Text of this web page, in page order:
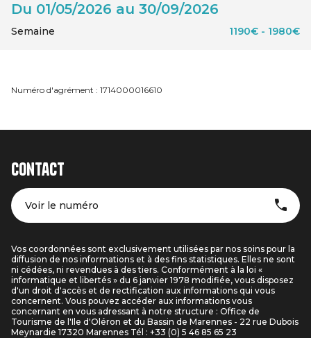
Du 01/05/2026 au 30/09/2026
Semaine 1190€ - 1980€
Numéro d'agrément : 1714000016610
Contact
Voir le numéro
Vos coordonnées sont exclusivement utilisées par nos soins pour la
diffusion de nos informations et à des fins statistiques. Elles ne sont
ni cédées, ni revendues à des tiers. Conformément à la loi «
informatique et libertés » du 6 janvier 1978 modifiée, vous disposez
d'un droit d'accès et de rectification aux informations qui vous
concernent. Vous pouvez accéder aux informations vous
concernant en vous adressant à notre structure : Office de
Tourisme de l'Ile d'Oléron et du Bassin de Marennes - 22 rue Dubois
Meynardie 17320 Marennes Tél : +33 (0) 5 46 85 65 23